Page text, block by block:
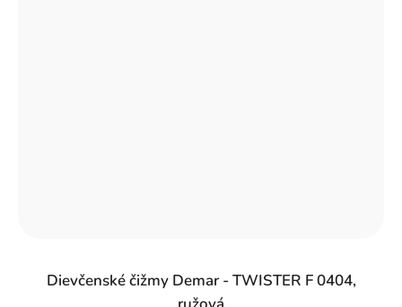
Dievčenské čižmy Demar - TWISTER F 0404,